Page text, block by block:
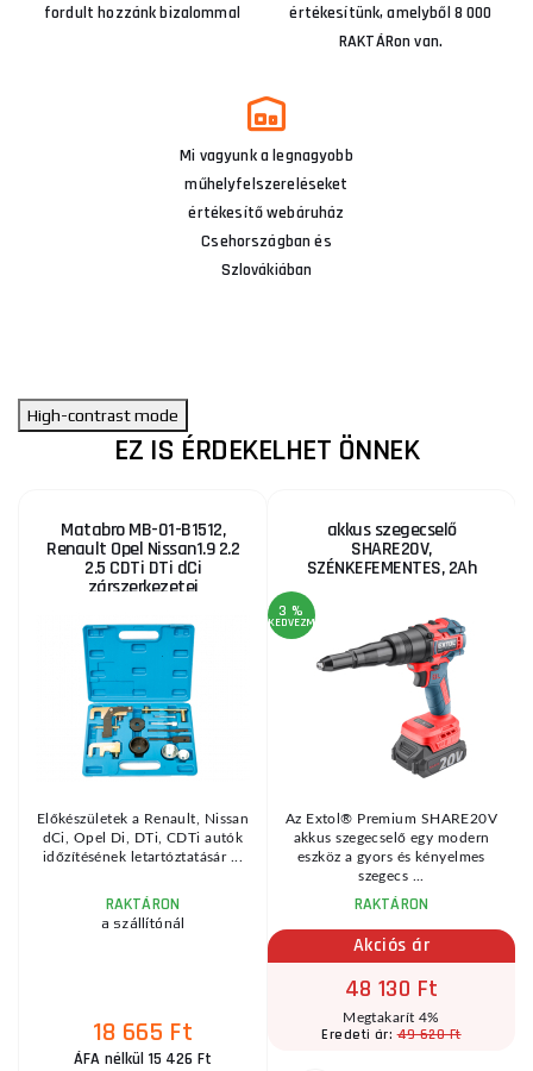
fordult hozzánk bizalommal
értékesítünk, amelyből 8 000
RAKTÁRon van.
Mi vagyunk a legnagyobb
műhelyfelszereléseket
értékesítő webáruház
Csehországban és
Szlovákiában
High-contrast mode
EZ IS ÉRDEKELHET ÖNNEK
Matabro MB-01-B1512,
Renault Opel Nissan1.9 2.2
2.5 CDTi DTi dCi
zárszerkezetei
Előkészületek a Renault, Nissan
dCi, Opel Di, DTi, CDTi autók
időzítésének letartóztatásár ...
RAKTÁRON
a szállítónál
18 665 Ft
ÁFA nélkül 15 426 Ft
akkus szegecselő
SHARE20V,
SZÉNKEFEMENTES, 2Ah
3 %
KEDVEZMÉNY
Az Extol® Premium SHARE20V
akkus szegecselő egy modern
eszköz a gyors és kényelmes
szegecs ...
RAKTÁRON
Akciós ár
48 130 Ft
Megtakarít 4%
Eredeti ár:49 620 Ft